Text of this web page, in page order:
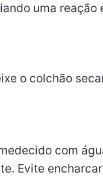
uma reação
o colchão
com
Evite